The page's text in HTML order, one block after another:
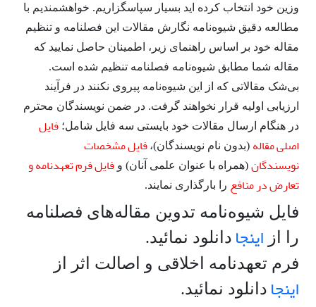
وزین خود انتخاب کرده اید بسیار سپاسگزاریم. خواهشمندیم با
مطالعه دقیق شیوه‌نامه نگارش مقالات این فصلنامه و تنظیم
مقاله خود بر اساس راهنمای زیر، اطمینان حاصل نمایید که
مقاله شما مطابق شیوه‌نامه فصلنامه تنظیم شده است.
بی‌شک مقالاتی که از این شیوه‌نامه پیروی نکنند در فرآیند
ارزیابی اولیه قرار نخواهند گرفت. در ضمن نویسندگان محترم
در هنگام ارسال مقالات خود بایستی سه فایل شامل؛ فایل
اصلی مقاله (بدون نام نویسندگان)، فایل مشخصات
نویسندگان (همراه با عنوان علمی آنان) و فایل فرم تعهدنامه و
تعارض در منافع را بارگذاری نمایند.
فایل شیوه‌نامه تدوین مقاله‌های فصلنامه
را از اینجا دانلود نمائید.
فرم تعهدنامه اخلاقی و اصالت اثر از
اینجا دانلود نمائید.